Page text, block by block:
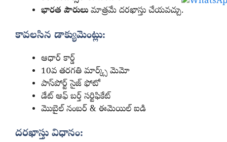
భారత పౌరులు మాత్రమే దరఖాస్తు చేయవచ్చు.
కావలసిన డాక్యుమెంట్లు:
ఆధార్ కార్డ్
10వ తరగతి మార్క్స్ మెమో
పాస్‌పోర్ట్ సైజ్ ఫోటో
డేట్ ఆఫ్ బర్త్ సర్టిఫికేట్
మొబైల్ నంబర్ & ఈమెయిల్ ఐడి
దరఖాస్తు విధానం: